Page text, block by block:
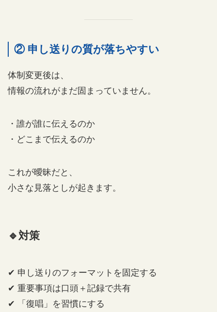
② 申し送りの質が落ちやすい
体制変更後は、
情報の流れがまだ固まっていません。
・誰が誰に伝えるのか
・どこまで伝えるのか
これが曖昧だと、
小さな見落としが起きます。
🔹対策
✔ 申し送りのフォーマットを固定する
✔ 重要事項は口頭＋記録で共有
✔ 「復唱」を習慣にする